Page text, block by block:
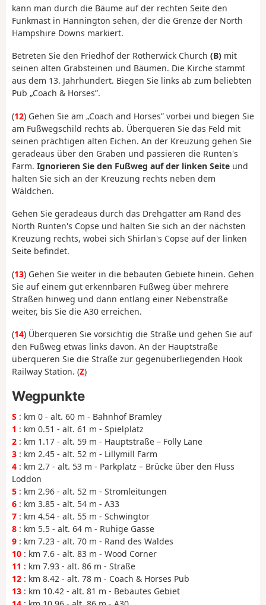
kann man durch die Bäume auf der rechten Seite den
Funkmast in Hannington sehen, der die Grenze der North
Hampshire Downs markiert.
Betreten Sie den Friedhof der Rotherwick Church (B) mit
seinen alten Grabsteinen und Bäumen. Die Kirche stammt
aus dem 13. Jahrhundert. Biegen Sie links ab zum beliebten
Pub „Coach & Horses”.
(12) Gehen Sie am „Coach and Horses” vorbei und biegen Sie
am Fußwegschild rechts ab. Überqueren Sie das Feld mit
seinen prächtigen alten Eichen. An der Kreuzung gehen Sie
geradeaus über den Graben und passieren die Runten's
Farm. Ignorieren Sie den Fußweg auf der linken Seite und
halten Sie sich an der Kreuzung rechts neben dem
Wäldchen.
Gehen Sie geradeaus durch das Drehgatter am Rand des
North Runten's Copse und halten Sie sich an der nächsten
Kreuzung rechts, wobei sich Shirlan's Copse auf der linken
Seite befindet.
(13) Gehen Sie weiter in die bebauten Gebiete hinein. Gehen
Sie auf einem gut erkennbaren Fußweg über mehrere
Straßen hinweg und dann entlang einer Nebenstraße
weiter, bis Sie die A30 erreichen.
(14) Überqueren Sie vorsichtig die Straße und gehen Sie auf
den Fußweg etwas links davon. An der Hauptstraße
überqueren Sie die Straße zur gegenüberliegenden Hook
Railway Station. (Z)
Wegpunkte
S : km 0 - alt. 60 m - Bahnhof Bramley
1 : km 0.51 - alt. 61 m - Spielplatz
2 : km 1.17 - alt. 59 m - Hauptstraße – Folly Lane
3 : km 2.45 - alt. 52 m - Lillymill Farm
4 : km 2.7 - alt. 53 m - Parkplatz – Brücke über den Fluss
Loddon
5 : km 2.96 - alt. 52 m - Stromleitungen
6 : km 3.85 - alt. 54 m - A33
7 : km 4.54 - alt. 55 m - Schwingtor
8 : km 5.5 - alt. 64 m - Ruhige Gasse
9 : km 7.23 - alt. 70 m - Rand des Waldes
10 : km 7.6 - alt. 83 m - Wood Corner
11 : km 7.93 - alt. 86 m - Straße
12 : km 8.42 - alt. 78 m - Coach & Horses Pub
13 : km 10.42 - alt. 81 m - Bebautes Gebiet